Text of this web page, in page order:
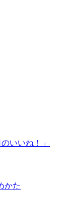
いいね！」
かた